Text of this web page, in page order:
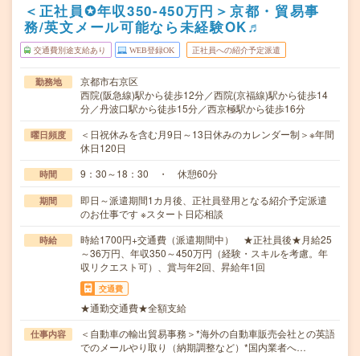
＜正社員✪年収350-450万円＞京都・貿易事
務/英文メール可能なら未経験OK♬
交通費別途支給あり WEB登録OK 正社員への紹介予定派遣
勤務地
京都市右京区
西院(阪急線)駅から徒歩12分／西院(京福線)駅から徒歩14
分／丹波口駅から徒歩15分／西京極駅から徒歩16分
曜日頻度
＜日祝休みを含む月9日～13日休みのカレンダー制＞※年間
休日120日
時間 9：30～18：30 ・ 休憩60分
期間
即日～派遣期間1カ月後、正社員登用となる紹介予定派遣
のお仕事です ※スタート日応相談
時給
時給1700円+交通費（派遣期間中） ★正社員後★月給25
～36万円、年収350～450万円（経験・スキルを考慮。年
収リクエスト可）、賞与年2回、昇給年1回
交通費
★通勤交通費★全額支給
仕事内容
＜自動車の輸出貿易事務＞*海外の自動車販売会社との英語
でのメールやり取り（納期調整など）*国内業者へ…